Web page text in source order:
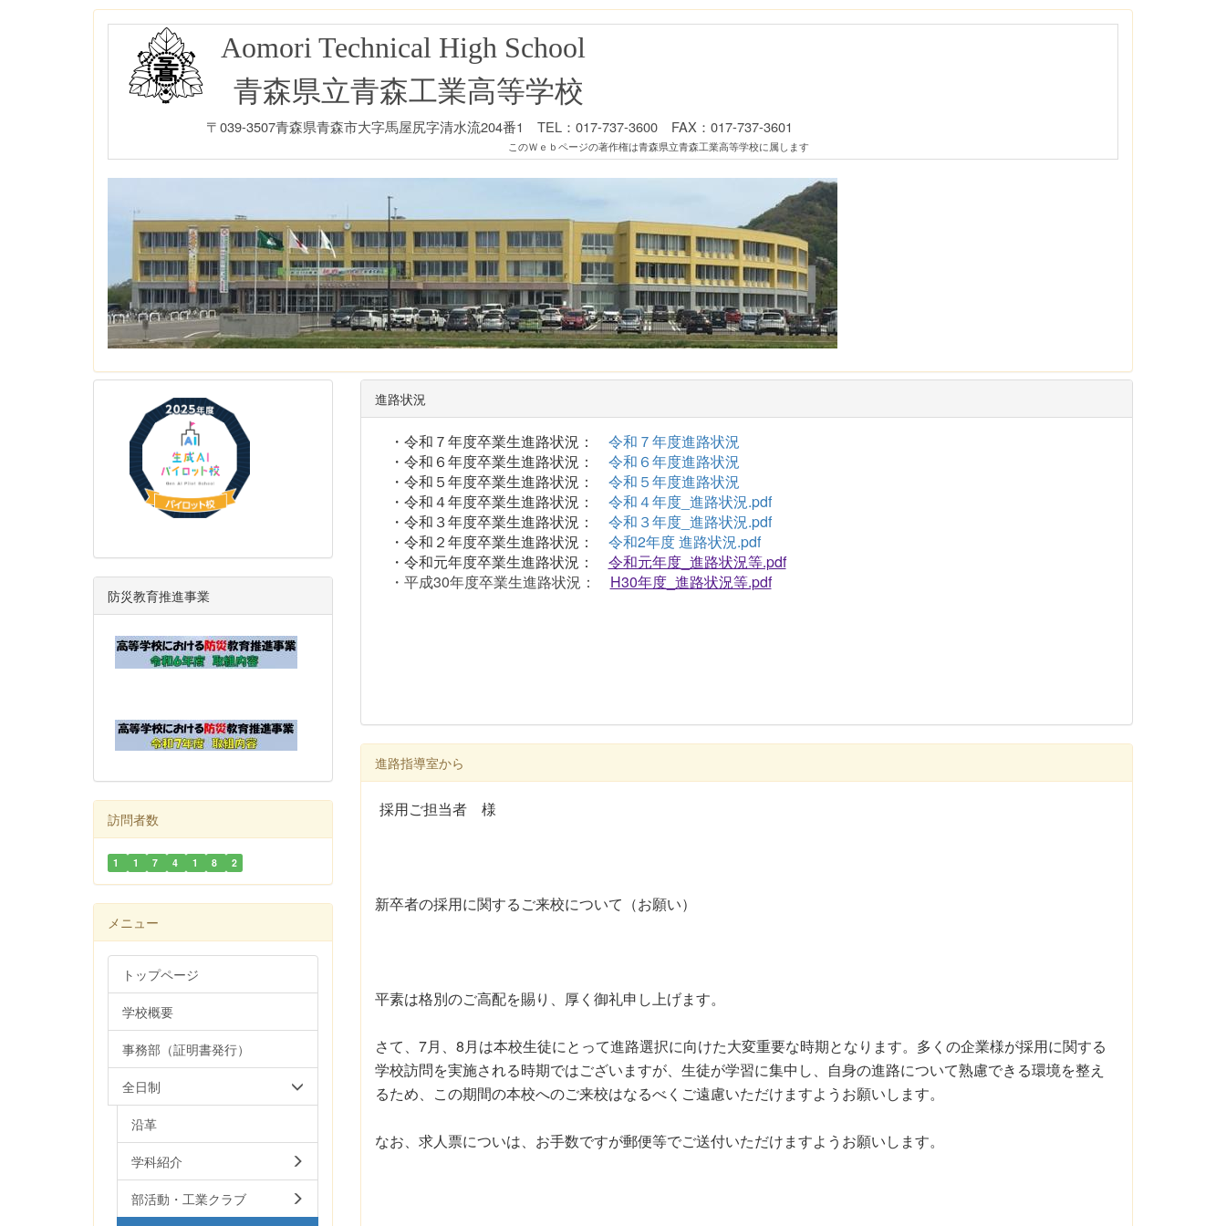
Aomori Technical High School
青森県立青森工業高等学校
〒039-3507青森県青森市大字馬屋尻字清水流204番1 TEL：017-737-3600 FAX：017-737-3601
このＷｅｂページの著作権は青森県立青森工業高等学校に属します
進路状況
・令和７年度卒業生進路状況： 令和７年度進路状況
・令和６年度卒業生進路状況： 令和６年度進路状況
・令和５年度卒業生進路状況： 令和５年度進路状況
・令和４年度卒業生進路状況： 令和４年度_進路状況.pdf
・令和３年度卒業生進路状況： 令和３年度_進路状況.pdf
・令和２年度卒業生進路状況： 令和2年度 進路状況.pdf
・令和元年度卒業生進路状況： 令和元年度_進路状況等.pdf
・平成30年度卒業生進路状況：
H30年度_進路状況等.pdf
進路指導室から
採用ご担当者 様
新卒者の採用に関するご来校について（お願い）
平素は格別のご高配を賜り、厚く御礼申し上げます。
さて、7月、8月は本校生徒にとって進路選択に向けた大変重要な時期となります。多くの企業様が採用に関する
学校訪問を実施される時期ではございますが、生徒が学習に集中し、自身の進路について熟慮できる環境を整え
るため、この期間の本校へのご来校はなるべくご遠慮いただけますようお願いします。
なお、求人票についは、お手数ですが郵便等でご送付いただけますようお願いします。
防災教育推進事業
訪問者数
1 1 7 4 1 8 2
メニュー
トップページ
学校概要
事務部（証明書発行）
全日制
沿革
学科紹介
部活動・工業クラブ